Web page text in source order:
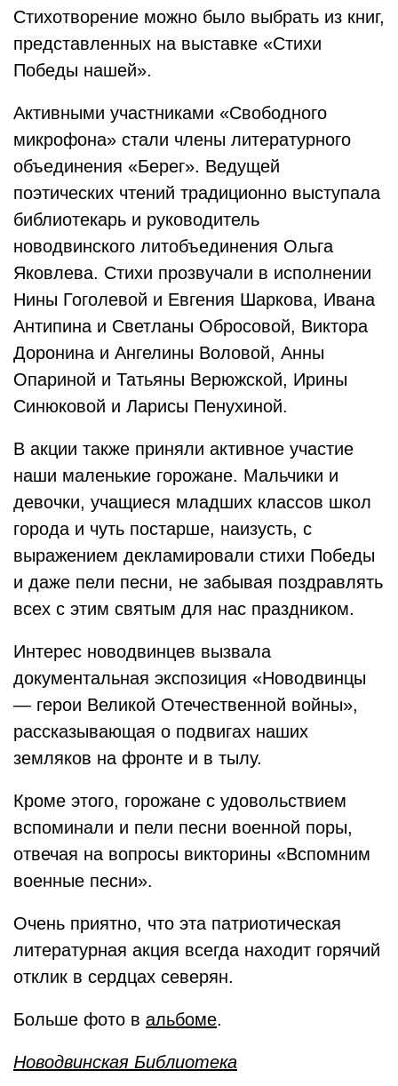
Стихотворение можно было выбрать из книг,
представленных на выставке «Стихи
Победы нашей».
Активными участниками «Свободного
микрофона» стали члены литературного
объединения «Берег». Ведущей
поэтических чтений традиционно выступала
библиотекарь и руководитель
новодвинского литобъединения Ольга
Яковлева. Стихи прозвучали в исполнении
Нины Гоголевой и Евгения Шаркова, Ивана
Антипина и Светланы Обросовой, Виктора
Доронина и Ангелины Воловой, Анны
Опариной и Татьяны Верюжской, Ирины
Синюковой и Ларисы Пенухиной.
В акции также приняли активное участие
наши маленькие горожане. Мальчики и
девочки, учащиеся младших классов школ
города и чуть постарше, наизусть, с
выражением декламировали стихи Победы
и даже пели песни, не забывая поздравлять
всех с этим святым для нас праздником.
Интерес новодвинцев вызвала
документальная экспозиция «Новодвинцы
— герои Великой Отечественной войны»,
рассказывающая о подвигах наших
земляков на фронте и в тылу.
Кроме этого, горожане с удовольствием
вспоминали и пели песни военной поры,
отвечая на вопросы викторины «Вспомним
военные песни».
Очень приятно, что эта патриотическая
литературная акция всегда находит горячий
отклик в сердцах северян.
Больше фото в альбоме.
Новодвинская Библиотека